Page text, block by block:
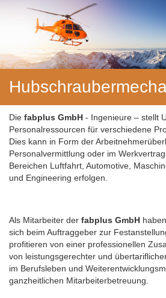
Die fabplus GmbH - Ingenieure – stellt
Personalressourcen für verschiedene
Dies kann in Form der
Personalvermittlung oder im
Bereichen Luftfahrt, Automotive,
und Engineering erfolgen.
Als Mitarbeiter der fabplus GmbH
sich beim Auftraggeber zur
profitieren von einer professionellen
von leistungsgerechter und
im Berufsleben und
ganzheitlichen Mitarbeiterbetreuung.